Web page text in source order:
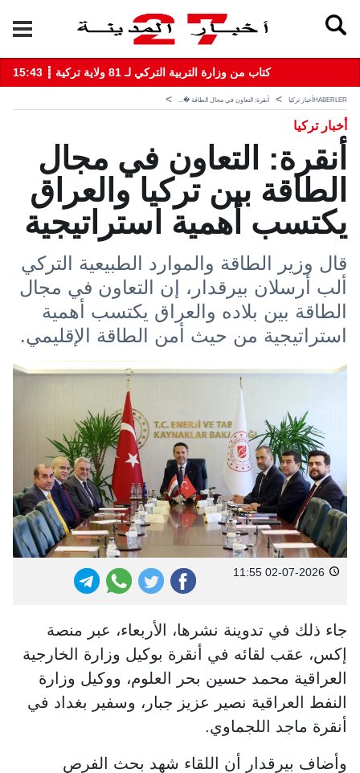
15:43 ┋ كتاب من وزارة التربية التركي لـ 81 ولاية تركية
HABERLER أخبار تركيا أنقرة: التعاون في مجال الطاقة �...
أخبار تركيا
أنقرة: التعاون في مجال
الطاقة بين تركيا والعراق
يكتسب أهمية استراتيجية
قال وزير الطاقة والموارد الطبيعية التركي
ألب أرسلان بيرقدار، إن التعاون في مجال
الطاقة بين بلاده والعراق يكتسب أهمية
استراتيجية من حيث أمن الطاقة الإقليمي.
جاء ذلك في تدوينة نشرها، الأربعاء، عبر منصة
إكس، عقب لقائه في أنقرة بوكيل وزارة الخارجية
العراقية محمد حسين بحر العلوم، ووكيل وزارة
النفط العراقية نصير عزيز جبار، وسفير بغداد في
أنقرة ماجد اللجماوي.
وأضاف بيرقدار أن اللقاء شهد بحث الفرص